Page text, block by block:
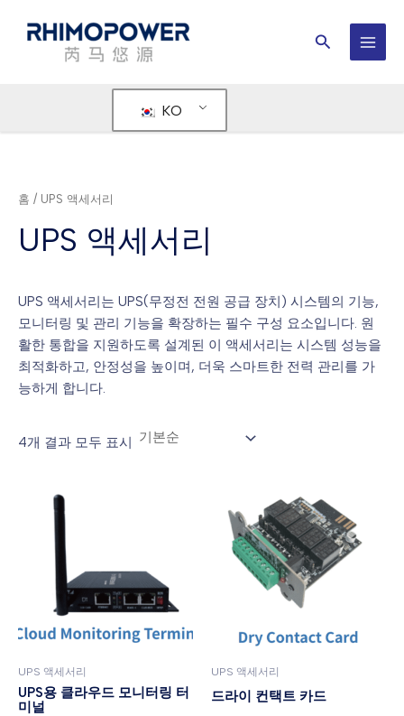
검
메
KO
홈 / UPS 액세서리
UPS 액세서리
UPS 액세서리는 UPS(무정전 전원 공급 장치) 시스템의 기능,
모니터링 및 관리 기능을 확장하는 필수 구성 요소입니다. 원
활한 통합을 지원하도록 설계된 이 액세서리는 시스템 성능을
최적화하고, 안정성을 높이며, 더욱 스마트한 전력 관리를 가
능하게 합니다.
4개 결과 모두 표시
UPS 액세서리
UPS용 클라우드 모니터링 터
미널
UPS 액세서리
드라이 컨택트 카드